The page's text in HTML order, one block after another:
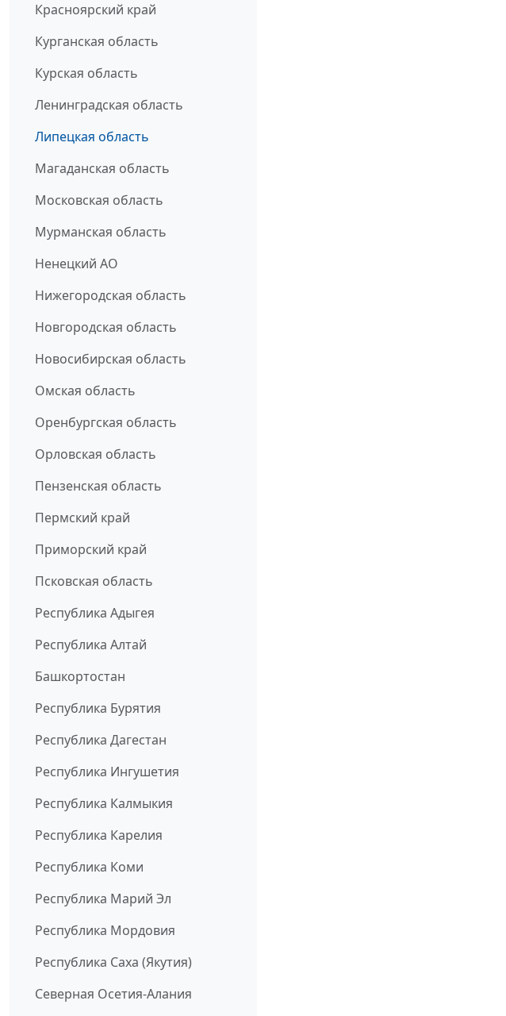
Красноярский край
Курганская область
Курская область
Ленинградская область
Липецкая область
Магаданская область
Московская область
Мурманская область
Ненецкий АО
Нижегородская область
Новгородская область
Новосибирская область
Омская область
Оренбургская область
Орловская область
Пензенская область
Пермский край
Приморский край
Псковская область
Республика Адыгея
Республика Алтай
Башкортостан
Республика Бурятия
Республика Дагестан
Республика Ингушетия
Республика Калмыкия
Республика Карелия
Республика Коми
Республика Марий Эл
Республика Мордовия
Республика Саха (Якутия)
Северная Осетия-Алания